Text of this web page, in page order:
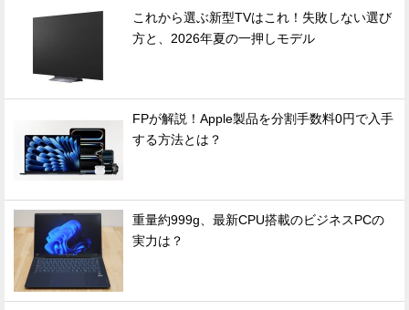
これから選ぶ新型TVはこれ！失敗しない選び
方と、2026年夏の一押しモデル
FPが解説！Apple製品を分割手数料0円で入手
する方法とは？
重量約999g、最新CPU搭載のビジネスPCの
実力は？